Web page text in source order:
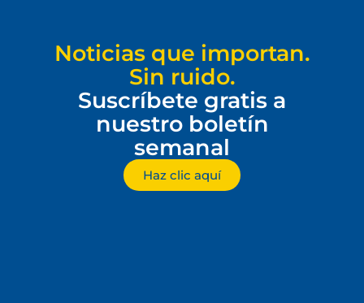
Noticias que importan.
Sin ruido.
Suscríbete gratis a
nuestro boletín
semanal
Haz clic aquí